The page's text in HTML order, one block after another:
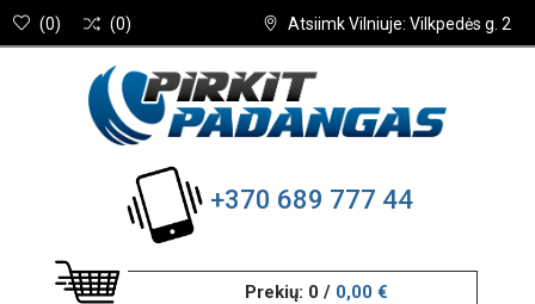
Atsiimk Vilniuje: Vilkpedės g. 2
(0) (0)
+370 689 777 44
Prekių: 0 / 0,00 €